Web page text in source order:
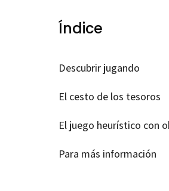
Índice
Descubrir jugando
El cesto de los tesoros
El juego heurístico con
Para más información